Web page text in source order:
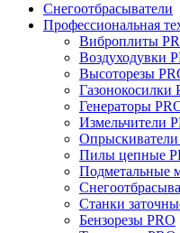
Снегоотбрасыватели
Профессиональная
Виброплиты
Воздуходувки
Высоторезы
Газонокосилки
Генераторы
Измельчители
Опрыскиватели
Пилы цепные
Подметальные
Станки
Бензорезы PRO